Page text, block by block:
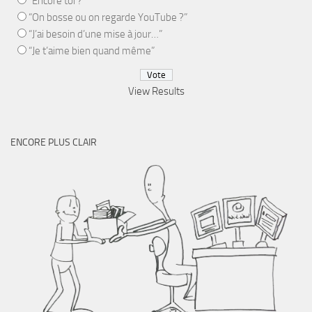
“On bosse ou on regarde YouTube ?”
“J’ai besoin d’une mise à jour…”
“Je t’aime bien quand même”
View Results
ENCORE PLUS CLAIR